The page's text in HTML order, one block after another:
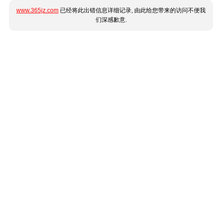
www.365jz.com 已经将此出错信息详细记录, 由此给您带来的访问不便我
们深感歉意.